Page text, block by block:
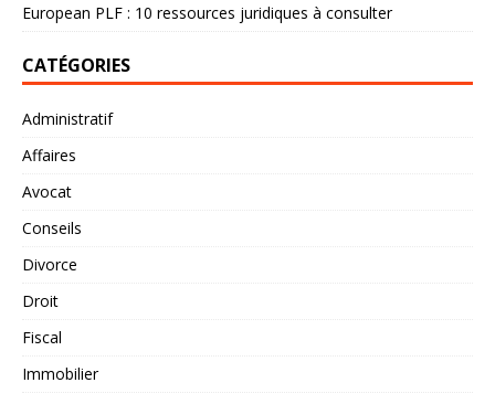
European PLF : 10 ressources juridiques à consulter
CATÉGORIES
Administratif
Affaires
Avocat
Conseils
Divorce
Droit
Fiscal
Immobilier